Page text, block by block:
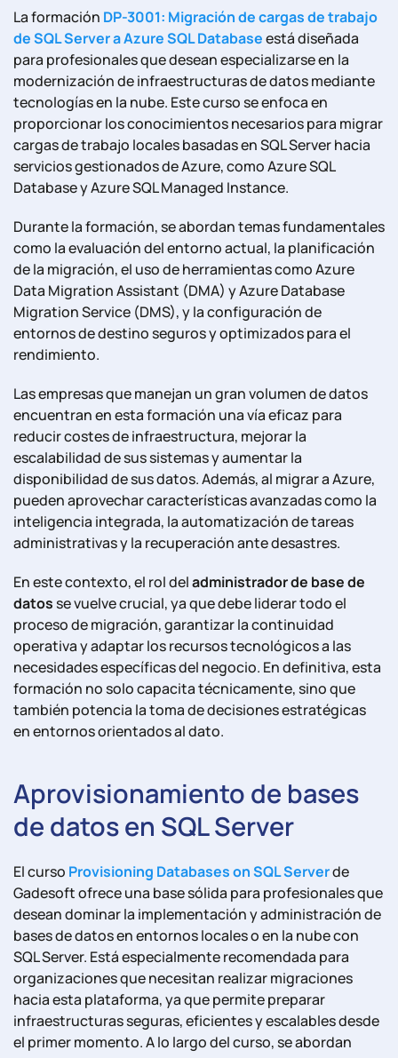
La formación DP-3001: Migración de cargas de trabajo
de SQL Server a Azure SQL Databaseestá diseñada
para profesionales que desean especializarse en la
modernización de infraestructuras de datos mediante
tecnologías en la nube. Este curso se enfoca en
proporcionar los conocimientos necesarios para migrar
cargas de trabajo locales basadas en SQL Server hacia
servicios gestionados de Azure, como Azure SQL
Database y Azure SQL Managed Instance.
Durante la formación, se abordan temas fundamentales
como la evaluación del entorno actual, la planificación
de la migración, el uso de herramientas como Azure
Data Migration Assistant (DMA) y Azure Database
Migration Service (DMS), y la configuración de
entornos de destino seguros y optimizados para el
rendimiento.
Las empresas que manejan un gran volumen de datos
encuentran en esta formación una vía eficaz para
reducir costes de infraestructura, mejorar la
escalabilidad de sus sistemas y aumentar la
disponibilidad de sus datos. Además, al migrar a Azure,
pueden aprovechar características avanzadas como la
inteligencia integrada, la automatización de tareas
administrativas y la recuperación ante desastres.
En este contexto, el rol deladministrador de base de
datosse vuelve crucial, ya que debe liderar todo el
proceso de migración, garantizar la continuidad
operativa y adaptar los recursos tecnológicos a las
necesidades específicas del negocio. En definitiva, esta
formación no solo capacita técnicamente, sino que
también potencia la toma de decisiones estratégicas
en entornos orientados al dato.
Aprovisionamiento de bases
de datos en SQL Server
El curso Provisioning Databases on SQL Serverde
Gadesoft ofrece una base sólida para profesionales que
desean dominar la implementación y administración de
bases de datos en entornos locales o en la nube con
SQL Server. Está especialmente recomendada para
organizaciones que necesitan realizar migraciones
hacia esta plataforma, ya que permite preparar
infraestructuras seguras, eficientes y escalables desde
el primer momento. A lo largo del curso, se abordan